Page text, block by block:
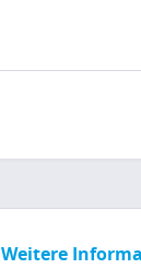
Weitere